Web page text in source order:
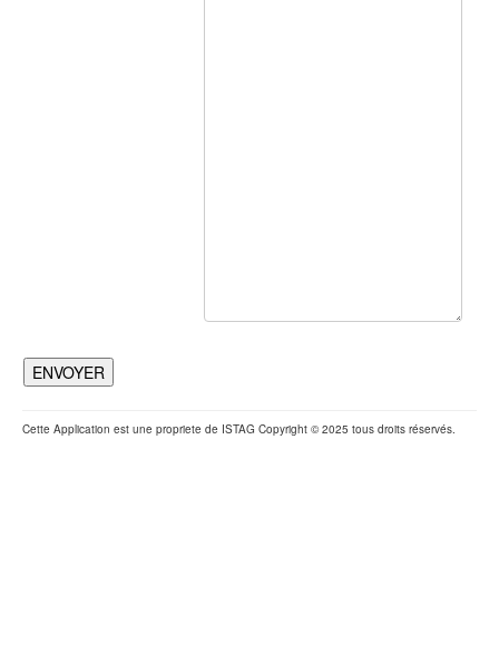
Cette Application est une propriete de ISTAG Copyright © 2025 tous droits réservés.